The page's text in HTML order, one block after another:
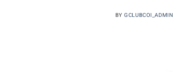
BYGCLUBCOI_ADMIN